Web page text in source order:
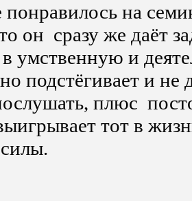
на
он сразу же даёт
умственную и
подстёгивает и не
плюс
тот в